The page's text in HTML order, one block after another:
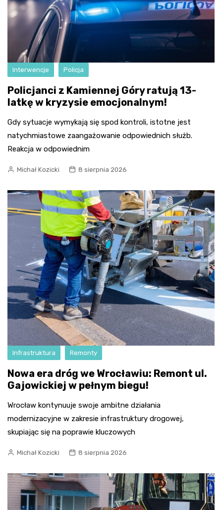
Interwencje Policja
Policjanci z Kamiennej Góry ratują 13-
latkę w kryzysie emocjonalnym!
Gdy sytuacje wymykają się spod kontroli, istotne jest
natychmiastowe zaangażowanie odpowiednich służb.
Reakcja w odpowiednim
Michał Kozicki 8 sierpnia 2026
Infrastruktura Remonty
Nowa era dróg we Wrocławiu: Remont ul.
Gajowickiej w pełnym biegu!
Wrocław kontynuuje swoje ambitne działania
modernizacyjne w zakresie infrastruktury drogowej,
skupiając się na poprawie kluczowych
Michał Kozicki 8 sierpnia 2026